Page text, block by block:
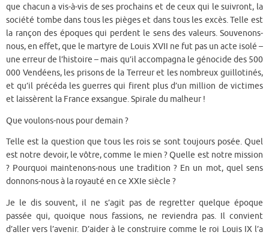
que chacun a vis-à-vis de ses prochains et de ceux qui le suivront, la
société tombe dans tous les pièges et dans tous les excès. Telle est
la rançon des époques qui perdent le sens des valeurs. Souvenons-
nous, en effet, que le martyre de Louis XVII ne fut pas un acte isolé –
une erreur de l’histoire – mais qu’il accompagna le génocide des 500
000 Vendéens, les prisons de la Terreur et les nombreux guillotinés,
et qu’il précéda les guerres qui firent plus d’un million de victimes
et laissèrent la France exsangue. Spirale du malheur !
Que voulons-nous pour demain ?
Telle est la question que tous les rois se sont toujours posée. Quel
est notre devoir, le vôtre, comme le mien ? Quelle est notre mission
? Pourquoi maintenons-nous une tradition ? En un mot, quel sens
donnons-nous à la royauté en ce XXIe siècle ?
Je le dis souvent, il ne s’agit pas de regretter quelque époque
passée qui, quoique nous fassions, ne reviendra pas. Il convient
d’aller vers l’avenir. D’aider à le construire comme le roi Louis IX l’a